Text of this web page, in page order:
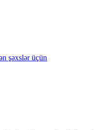
şəxslər üçün